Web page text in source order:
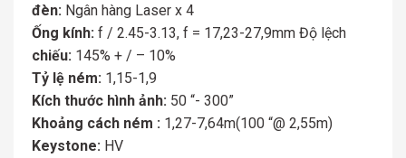
đèn: Ngân hàng Laser x 4
Ống kính: f / 2.45-3.13, f = 17,23-27,9mm Độ lệch
chiếu: 145% + / – 10%
Tỷ lệ ném: 1,15-1,9
Kích thước hình ảnh: 50 “- 300”
Khoảng cách ném : 1,27-7,64m(100 “@ 2,55m)
Keystone: HV